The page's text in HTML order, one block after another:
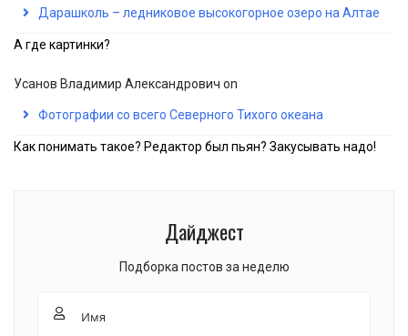
Дарашколь – ледниковое высокогорное озеро на Алтае
А где картинки?
Усанов Владимир Александрович on
Фотографии со всего Северного Тихого океана
Как понимать такое? Редактор был пьян? Закусывать надо!
Дайджест
Подборка постов за неделю